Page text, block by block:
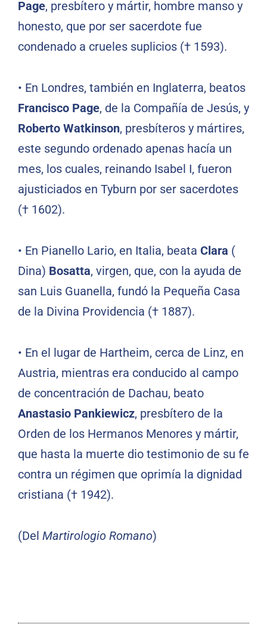
Page, presbítero y mártir, hombre manso y
honesto, que por ser sacerdote fue
condenado a crueles suplicios († 1593).
• En Londres, también en Inglaterra, beatos
Francisco Page, de la Compañía de Jesús, y
Roberto Watkinson, presbíteros y mártires,
este segundo ordenado apenas hacía un
mes, los cuales, reinando Isabel I, fueron
ajusticiados en Tyburn por ser sacerdotes
(† 1602).
• En Pianello Lario, en Italia, beata Clara (
Dina) Bosatta, virgen, que, con la ayuda de
san Luis Guanella, fundó la Pequeña Casa
de la Divina Providencia († 1887).
• En el lugar de Hartheim, cerca de Linz, en
Austria, mientras era conducido al campo
de concentración de Dachau, beato
Anastasio Pankiewicz, presbítero de la
Orden de los Hermanos Menores y mártir,
que hasta la muerte dio testimonio de su fe
contra un régimen que oprimía la dignidad
cristiana († 1942).
(Del Martirologio Romano)